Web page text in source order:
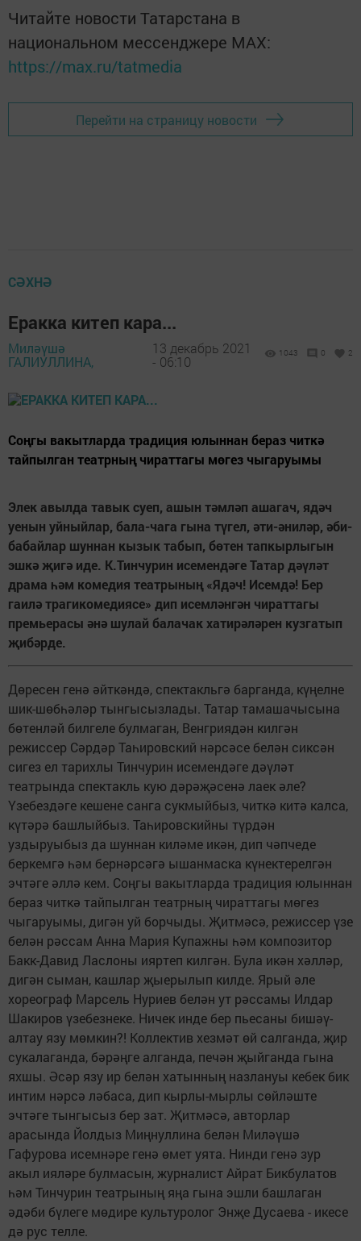
Читайте новости Татарстана в
национальном мессенджере MАХ:
https://max.ru/tatmedia
Перейти на страницу новости
СӘХНӘ
Еракка китеп кара...
Миләүшә
ГАЛИУЛЛИНА,
13 декабрь 2021
- 06:10
1043 0 2
Соңгы вакытларда традиция юлыннан бераз читкә
тайпылган театрның чираттагы мөгез чыгаруымы
Элек авылда тавык суеп, ашын тәмләп ашагач, ядәч
уенын уйныйлар, бала-чага гына түгел, әти-­әниләр, әби-
бабайлар шуннан кызык табып, бөтен тапкырлыгын
эшкә җигә иде. К.Тинчурин исемендәге Татар дәүләт
драма һәм комедия театрының «Ядәч! Исемдә! Бер
гаилә трагикомедиясе» дип исемләнгән чираттагы
премьерасы әнә шулай балачак хатирәләрен кузгатып
җибәрде.
Дөресен генә әйткәндә, спектакльгә барганда, күңелне
шик-шөбһәләр тынгысызлады. Татар тамашачысына
бөтенләй билгеле булмаган, Венгриядән килгән
режиссер Сәрдәр Таһировский нәрсәсе белән сиксән
сигез ел тарихлы Тинчурин исемендәге дәүләт
театрында спектакль кую дәрәҗәсенә лаек әле?
Үзебездәге кешене санга сукмыйбыз, читкә китә калса,
күтәрә башлыйбыз. Таһировскийны түрдән
уздыруыбыз да шуннан киләме икән, дип чәпчеде
беркемгә һәм бернәрсәгә ышанмаска күнектерелгән
эчтәге әллә кем. Соңгы вакытларда традиция юлыннан
бераз читкә тайпылган театрның чираттагы мөгез
чыгаруымы, дигән уй борчыды. Җитмәсә, режиссер үзе
белән рәссам Анна Мария Купажны һәм композитор
Бакк-Давид Ласлоны ияртеп килгән. Була икән хәлләр,
дигән сыман, кашлар җыерылып килде. Ярый әле
хореограф Марсель Нуриев белән ут рәссамы Илдар
Шакиров үзебезнеке. Ничек инде бер пьесаны бишәү-
алтау язу мөмкин?! Коллектив хезмәт өй салганда, җир
сукалаганда, бәрәңге алганда, печән җыйганда гына
яхшы. Әсәр язу ир белән хатынның назлануы кебек бик
интим нәрсә ләбаса, дип кырлы-мырлы сөйләште
эчтәге тынгысыз бер зат. Җитмәсә, авторлар
арасында Йолдыз Миңнуллина белән Миләүшә
Гафурова исемнәре генә өмет уята. Нинди генә зур
акыл ияләре булмасын, журналист Айрат Бикбулатов
һәм Тинчурин театрының яңа гына эшли башлаган
әдәби бүлеге мөдире культуролог Энҗе Дусаева - икесе
дә рус телле.